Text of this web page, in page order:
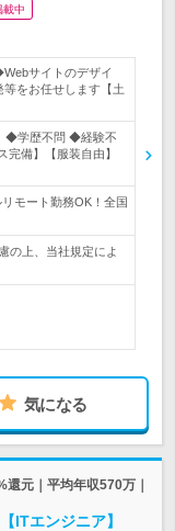
載中
サイトのデザイ
をお任せします【土
◆学歴不問 ◆経験不
備】【服装自由】
モート勤務OK！全国
の上、当社規定によ
気になる
元｜平均年収570万｜
ITエンジニア】